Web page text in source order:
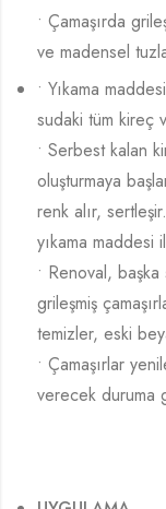
• Çamaşırda
ve madensel
• Yıkama
sudaki tüm kireç
• Serbest kalan
oluşturmaya
renk alır,
yıkama maddesi
• Renoval,
grileşmiş
temizler, eski
• Çamaşırlar
verecek duruma